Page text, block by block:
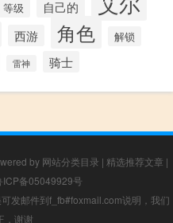
等级 自己的
西游 角色 解锁
雷神 骑士
by 网站分类目录 | 精选推荐文章 |
ICP备05049929号
发邮件到f_fb#foxmail.com说明，我们
，谢谢